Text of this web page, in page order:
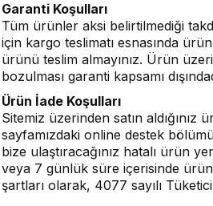
Garanti Koşulları
Tüm ürünler aksi belirtilmediği
için kargo teslimatı esnasında
ürünü teslim almayınız. Ürün
bozulması garanti kapsamı
Ürün İade Koşulları
Sitemiz üzerinden satın
sayfamızdaki online destek
bize ulaştıracağınız hatalı ürün
veya 7 günlük süre içerisinde ürün
şartları olarak, 4077 sayılı